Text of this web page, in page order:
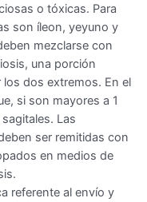
o tóxicas. Para
son íleon, yeyuno y
mezclarse con
una porción
dos extremos. En el
si son mayores a 1
Las
ser remitidas con
en medios de
referente al envío y